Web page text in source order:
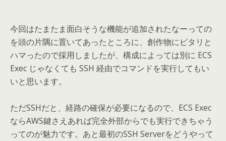
今回はたまたま面白そうな機能が追加されたなーっての
を頭の片隅に置いてあったところに、創作物にピタリと
ハマったので採用しましたが、構成によっては別に ECS
Exec じゃなくても SSH 経由でコマンドを実行してもい
いと思います。
ただSSHだと、経路の確保が必要になるので、ECS Exec
ならAWS鍵さえあれば完全外部からでも実行できちゃう
ってのが魅力です。あと最初のSSH Serverをどうやって